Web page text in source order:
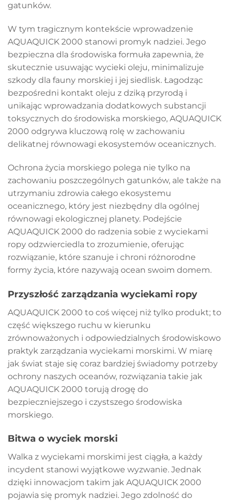
gatunków.
W tym tragicznym kontekście wprowadzenie
AQUAQUICK 2000 stanowi promyk nadziei. Jego
bezpieczna dla środowiska formuła zapewnia, że
skutecznie usuwając wycieki oleju, minimalizuje
szkody dla fauny morskiej i jej siedlisk. Łagodząc
bezpośredni kontakt oleju z dziką przyrodą i
unikając wprowadzania dodatkowych substancji
toksycznych do środowiska morskiego, AQUAQUICK
2000 odgrywa kluczową rolę w zachowaniu
delikatnej równowagi ekosystemów oceanicznych.
Ochrona życia morskiego polega nie tylko na
zachowaniu poszczególnych gatunków, ale także na
utrzymaniu zdrowia całego ekosystemu
oceanicznego, który jest niezbędny dla ogólnej
równowagi ekologicznej planety. Podejście
AQUAQUICK 2000 do radzenia sobie z wyciekami
ropy odzwierciedla to zrozumienie, oferując
rozwiązanie, które szanuje i chroni różnorodne
formy życia, które nazywają ocean swoim domem.
Przyszłość zarządzania wyciekami ropy
AQUAQUICK 2000 to coś więcej niż tylko produkt; to
część większego ruchu w kierunku
zrównoważonych i odpowiedzialnych środowiskowo
praktyk zarządzania wyciekami morskimi. W miarę
jak świat staje się coraz bardziej świadomy potrzeby
ochrony naszych oceanów, rozwiązania takie jak
AQUAQUICK 2000 torują drogę do
bezpieczniejszego i czystszego środowiska
morskiego.
Bitwa o wyciek morski
Walka z wyciekami morskimi jest ciągła, a każdy
incydent stanowi wyjątkowe wyzwanie. Jednak
dzięki innowacjom takim jak AQUAQUICK 2000
pojawia się promyk nadziei. Jego zdolność do